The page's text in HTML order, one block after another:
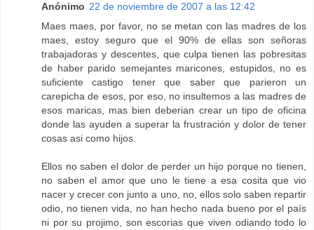
Anónimo 22 de noviembre de 2007 a las 12:42
Maes maes, por favor, no se metan con las madres de los
maes, estoy seguro que el 90% de ellas son señoras
trabajadoras y descentes, que culpa tienen las pobresitas
de haber parido semejantes maricones, estupidos, no es
suficiente castigo tener que saber que parieron un
carepicha de esos, por eso, no insultemos a las madres de
esos maricas, mas bien deberian crear un tipo de oficina
donde las ayuden a superar la frustración y dolor de tener
cosas asi como hijos.
Ellos no saben el dolor de perder un hijo porque no tienen,
no saben el amor que uno le tiene a esa cosita que vio
nacer y crecer con junto a uno, no, ellos solo saben repartir
odio, no tienen vida, no han hecho nada bueno por el país
ni por su projimo, son escorias que viven odiando todo lo